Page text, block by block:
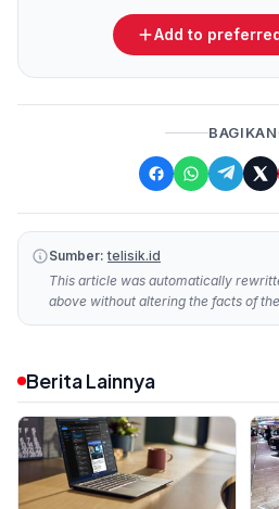
Add to
BAGIKAN
Sumber: telisik.id
This article was automatically
above without altering the facts of
Berita Lainnya